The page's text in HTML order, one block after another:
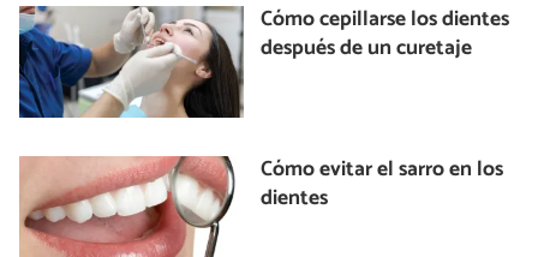
Cómo cepillarse los dientes
después de un curetaje
Cómo evitar el sarro en los
dientes